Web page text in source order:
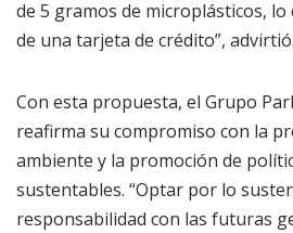
de 5 gramos de microplásticos,
de una tarjeta de crédito”, advirtió.
Con esta propuesta, el Grupo
reafirma su compromiso con la
ambiente y la promoción de
sustentables. “Optar por lo
responsabilidad con las futuras